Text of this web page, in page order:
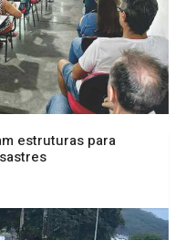
estruturas para